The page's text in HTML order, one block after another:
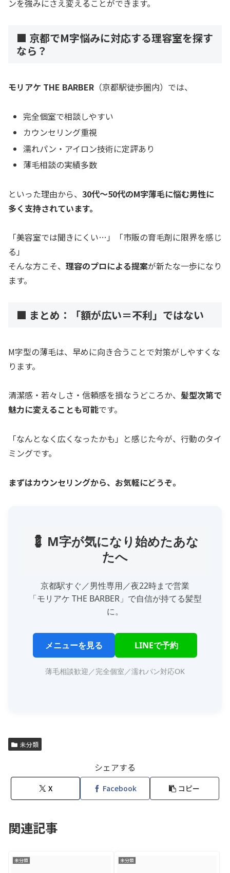
ンを強みにさえ変えることができます。
■ 京都でM字悩みに対応する理容室を探す
なら？
モリアケ THE BARBER （京都駅徒歩圏内）では、
完全個室で相談しやすい
カウンセリング重視
濡れパン・アイロン技術に定評あり
薄毛相談の実績多数
といった理由から、 30代〜50代のM字薄毛に悩む男性に
多く支持されています。
「美容室では聞きにくい…」「市販の育毛剤に限界を感じ
る」
そんな方こそ、 理容のプロによる提案が新たな一歩になり
ます。
■ まとめ：「額が広い＝不利」ではない
M字型の薄毛は、早めに向き合うことで対策がしやすくな
ります。
清潔感・若々しさ・信頼感を損なうどころか、 髪型次第で
魅力に変えることも可能です。
「なんとなく広くなったかも」と感じた今が、行動のタイ
ミングです。
まずはカウンセリングから、お気軽にどうぞ。
💈 M字が気になり始めたあな
たへ
京都駅すぐ／男性専用／夜22時まで営業
「モリアケ THE BARBER」で自信が持てる髪型
に。
メニューを見る LINEで予約
薄毛相談歓迎／完全個室／濡れパン対応OK
未分類
シェアする
X Facebook コピー
関連記事
未分類 未分類